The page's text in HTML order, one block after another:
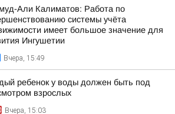
Али Калиматов: Работа по
системы учёта
имеет большое значение для
Ингушетии
Вчера, 15:49
ребенок у воды должен быть под
взрослых
Вчера, 15:03